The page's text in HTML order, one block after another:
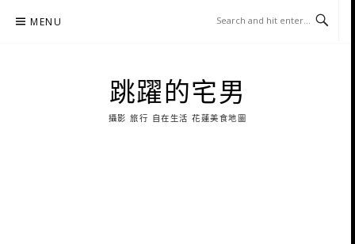
MENU
跳躍的宅男
攝影 旅行 自在生活 花蓮美食地圖